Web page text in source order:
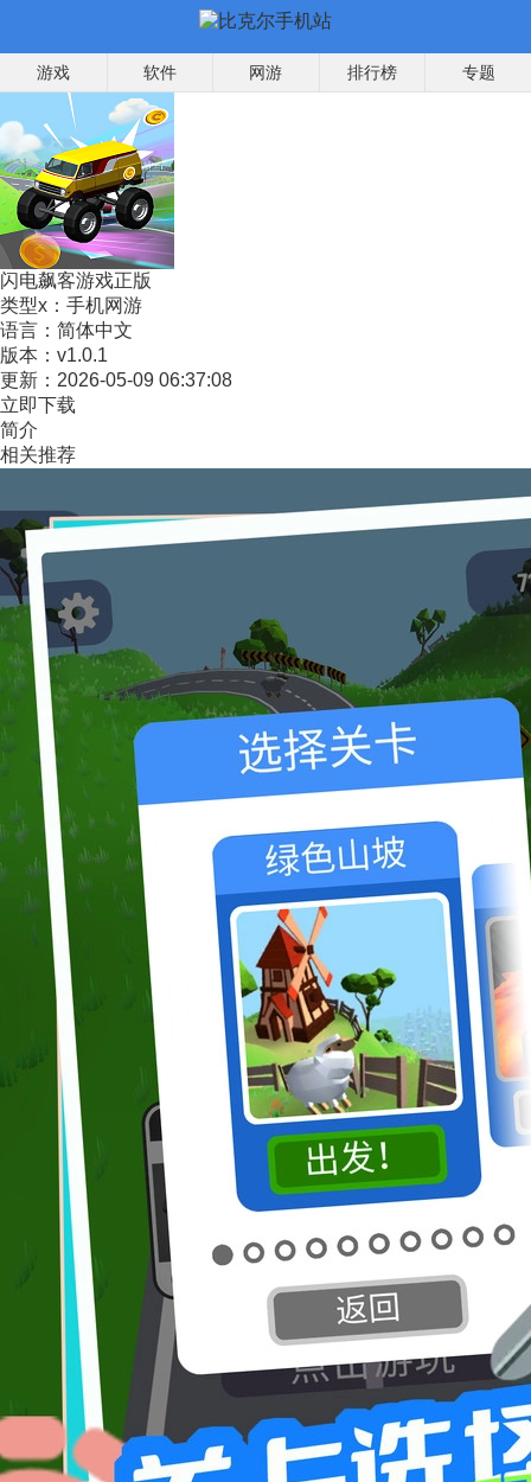
游戏 软件 网游 排行榜 专题
闪电飙客游戏正版
类型x： 手机网游
语言： 简体中文
版本： v1.0.1
更新： 2026-05-09 06:37:08
立即下载
简介
相关推荐